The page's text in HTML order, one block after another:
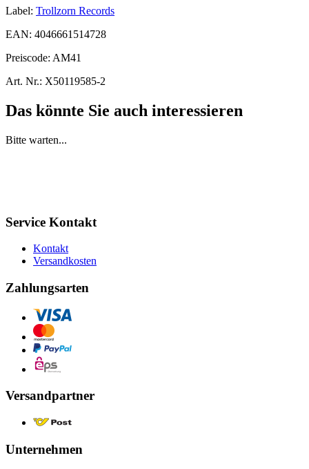
Label: Trollzorn Records
EAN: 4046661514728
Preiscode: AM41
Art. Nr.: X50119585-2
Das könnte Sie auch interessieren
Bitte warten...
Service Kontakt
Kontakt
Versandkosten
Zahlungsarten
Versandpartner
Unternehmen